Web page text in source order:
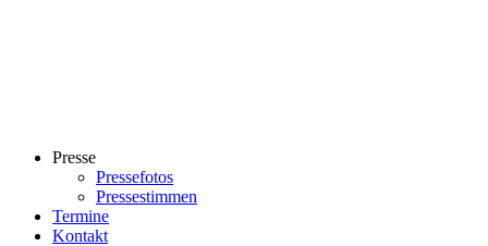
Presse
Pressefotos
Pressestimmen
Termine
Kontakt